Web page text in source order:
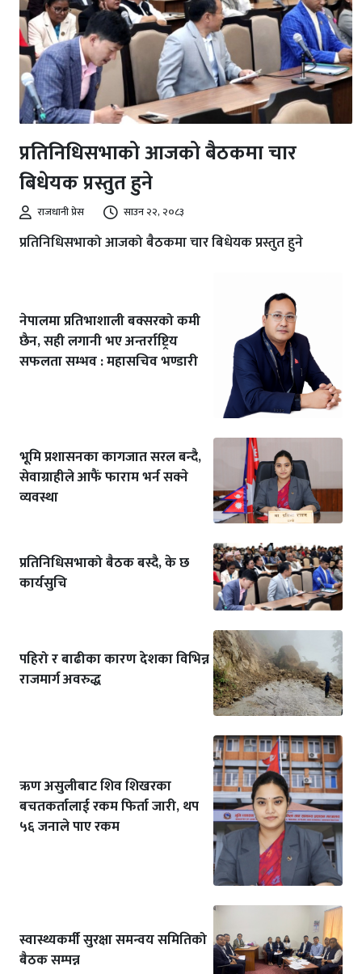
प्रतिनिधिसभाको आजको बैठकमा चार
बिधेयक प्रस्तुत हुने
राजधानी प्रेस साउन २२, २०८३
प्रतिनिधिसभाको आजको बैठकमा चार बिधेयक प्रस्तुत हुने
नेपालमा प्रतिभाशाली बक्सरको कमी
छैन, सही लगानी भए अन्तर्राष्ट्रिय
सफलता सम्भव : महासचिव भण्डारी
भूमि प्रशासनका कागजात सरल बन्दै,
सेवाग्राहीले आफैं फाराम भर्न सक्ने
व्यवस्था
प्रतिनिधिसभाको बैठक बस्दै, के छ
कार्यसुचि
पहिरो र बाढीका कारण देशका विभिन्न
राजमार्ग अवरुद्ध
ऋण असुलीबाट शिव शिखरका
बचतकर्तालाई रकम फिर्ता जारी, थप
५६ जनाले पाए रकम
स्वास्थ्यकर्मी सुरक्षा समन्वय समितिको
बैठक सम्पन्न